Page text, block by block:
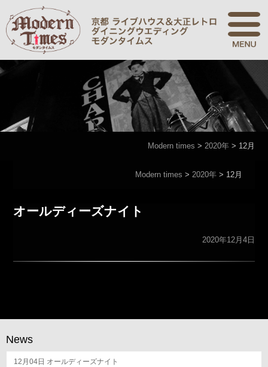
Modern times > 2020年> 12月
Modern times >2020年 > 12月
オールディーズナイト
2020年12月4日
News
12月04日 オールディーズナイト